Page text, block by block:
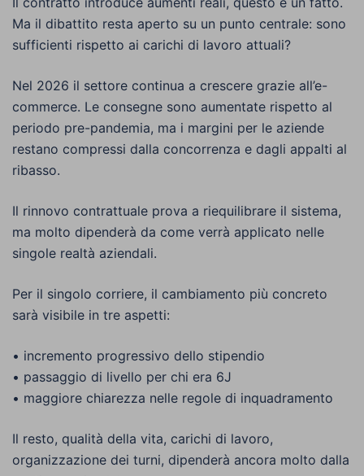
Ma il dibattito resta aperto su un punto centrale: sono
sufficienti rispetto ai carichi di lavoro attuali?
Nel 2026 il settore continua a crescere grazie all’e-
commerce. Le consegne sono aumentate rispetto al
periodo pre-pandemia, ma i margini per le aziende
restano compressi dalla concorrenza e dagli appalti al
ribasso.
Il rinnovo contrattuale prova a riequilibrare il sistema,
ma molto dipenderà da come verrà applicato nelle
singole realtà aziendali.
Per il singolo corriere, il cambiamento più concreto
sarà visibile in tre aspetti:
• incremento progressivo dello stipendio
• passaggio di livello per chi era 6J
• maggiore chiarezza nelle regole di inquadramento
Il resto, qualità della vita, carichi di lavoro,
organizzazione dei turni, dipenderà ancora molto dalla